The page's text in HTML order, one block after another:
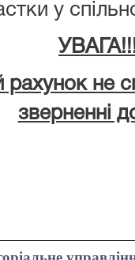
у
не
зверненні